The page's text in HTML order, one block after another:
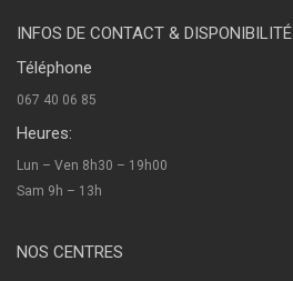
INFOS DE CONTACT & DISPONIBILITÉ
Téléphone
067 40 06 85
Heures:
Lun – Ven 8h30 – 19h00
Sam 9h – 13h
NOS CENTRES